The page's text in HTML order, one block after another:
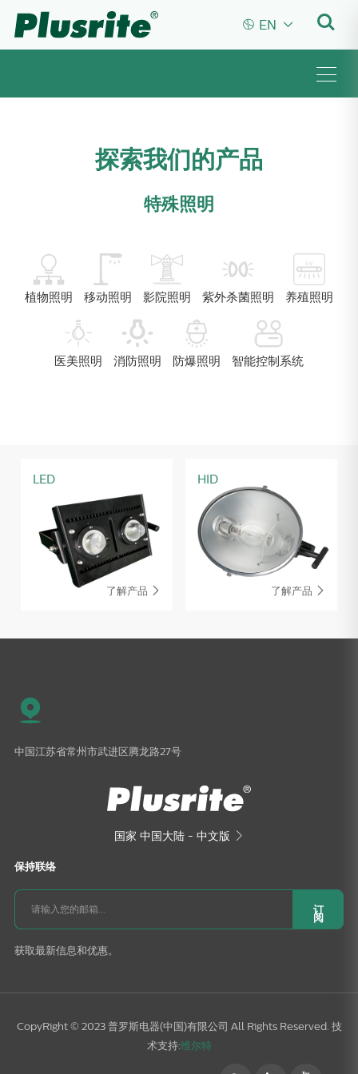
 EN 
探索我们的产品
特殊照明
植物照明 移动照明 影院照明 紫外杀菌照明 养殖照明
医美照明 消防照明 防爆照明 智能控制系统
LED
了解产品 
HID
了解产品 
中国江苏省常州市武进区腾龙路27号
国家 中国大陆 - 中文版 
保持联络
订
阅
获取最新信息和优惠。
CopyRight © 2023 普罗斯电器(中国)有限公司 All Rights Reserved. 技
术支持:维尔特